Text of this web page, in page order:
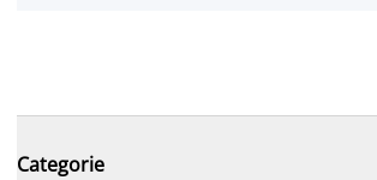
Categorie